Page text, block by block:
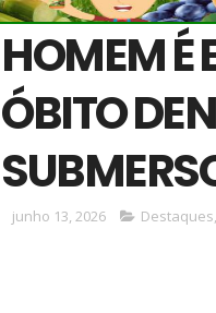
HOMEM É
ÓBITO
junho 13, 2026 Destaques,